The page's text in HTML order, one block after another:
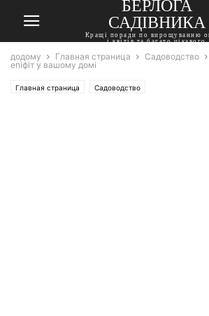
БЕРЛОГА
САДІВНИКА
Кращі поради по вирощуванню
і квітів та багато цікавого
додому Главная страница Садоводство
епіфіт у вашому домі
Главная страница Садоводство